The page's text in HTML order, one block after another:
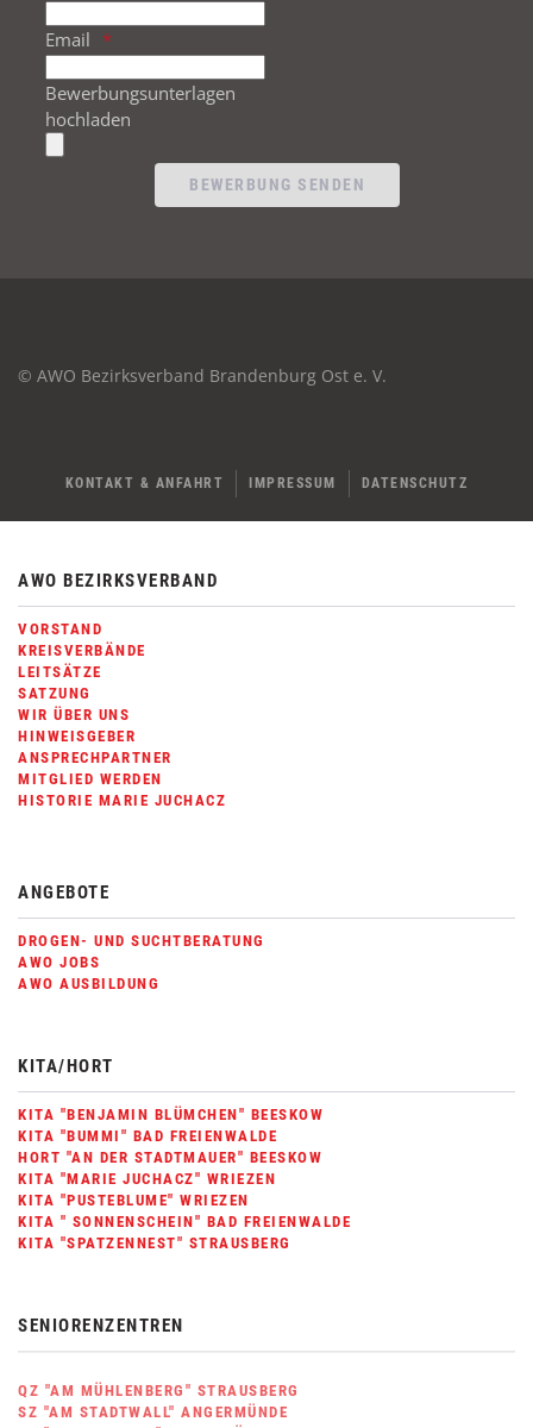
Email
Bewerbungsunterlagen
hochladen
© AWO Bezirksverband Brandenburg Ost e. V.
KONTAKT & ANFAHRT IMPRESSUM DATENSCHUTZ
AWO BEZIRKSVERBAND
VORSTAND
KREISVERBÄNDE
LEITSÄTZE
SATZUNG
WIR ÜBER UNS
HINWEISGEBER
ANSPRECHPARTNER
MITGLIED WERDEN
HISTORIE MARIE JUCHACZ
ANGEBOTE
DROGEN- UND SUCHTBERATUNG
AWO JOBS
AWO AUSBILDUNG
KITA/HORT
KITA "BENJAMIN BLÜMCHEN" BEESKOW
KITA "BUMMI" BAD FREIENWALDE
HORT "AN DER STADTMAUER" BEESKOW
KITA "MARIE JUCHACZ" WRIEZEN
KITA "PUSTEBLUME" WRIEZEN
KITA " SONNENSCHEIN" BAD FREIENWALDE
KITA "SPATZENNEST" STRAUSBERG
SENIORENZENTREN
SZ "AM STADTWALL" ANGERMÜNDE
SZ "AM TIERPARK" ANGERMÜNDE